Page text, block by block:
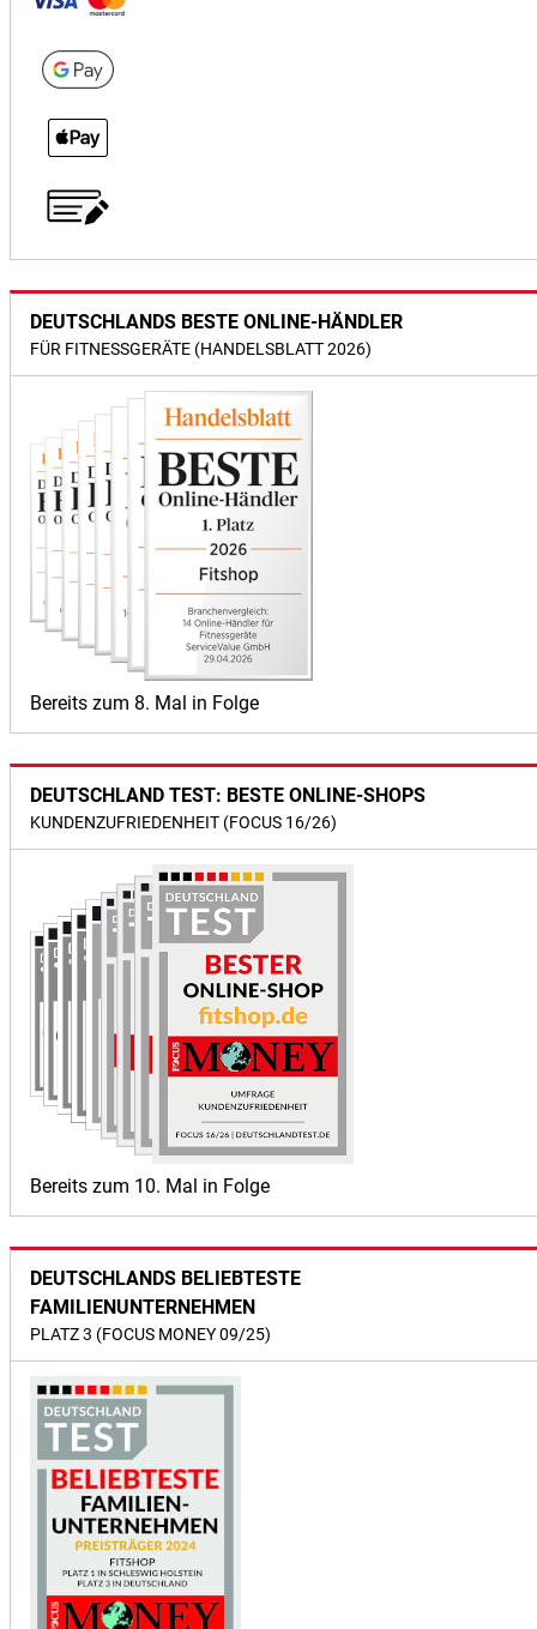
DEUTSCHLANDS BESTE ONLINE-HÄNDLER
FÜR FITNESSGERÄTE (HANDELSBLATT 2026)
Bereits zum 8. Mal in Folge
DEUTSCHLAND TEST: BESTE ONLINE-SHOPS
KUNDENZUFRIEDENHEIT (FOCUS 16/26)
Bereits zum 10. Mal in Folge
DEUTSCHLANDS BELIEBTESTE
FAMILIENUNTERNEHMEN
PLATZ 3 (FOCUS MONEY 09/25)